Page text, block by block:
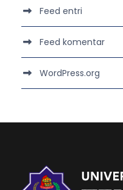
Feed entri
Feed komentar
WordPress.org